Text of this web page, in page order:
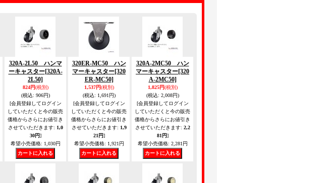
320A-2L50 ハンマ
ーキャスター[320A-
2L50]
824円(税別)
(税込: 906円)
[会員登録してログイン
していただくと今の販売
価格からさらにお値引き
させていただきます: 1,0
30円]
希望小売価格: 1,030円
320ER-MC50 ハン
マーキャスター[320
ER-MC50]
1,537円(税別)
(税込: 1,691円)
[会員登録してログイン
していただくと今の販売
価格からさらにお値引き
させていただきます: 1,9
21円]
希望小売価格: 1,921円
320A-2MC50 ハン
マーキャスター[320
A-2MC50]
1,825円(税別)
(税込: 2,008円)
[会員登録してログイン
していただくと今の販売
価格からさらにお値引き
させていただきます: 2,2
81円]
希望小売価格: 2,281円